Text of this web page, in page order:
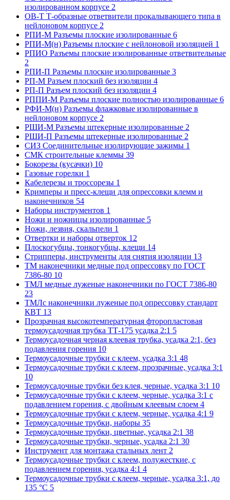
изолированном корпусе 2
ОВ-Т Т-образные ответвители прокалывающего типа в
нейлоновом корпусе 2
РПИ-М Разъемы плоские изолированные 6
РПИ-М(н) Разъемы плоские с нейлоновой изоляцией 1
РПИО Разъемы плоские изолированные ответвительные
2
РПИ-П Разъемы плоские изолированные 3
РП-М Разъем плоский без изоляции 4
РП-П Разъем плоский без изоляции 4
РППИ-М Разъемы плоские полностью изолированные 6
РФИ-М(н) Разъемы флажковые изолированные в
нейлоновом корпусе 2
РШИ-М Разъемы штекерные изолированные 2
РШИ-П Разъемы штекерные изолированные 2
СИЗ Соединительные изолирующие зажимы 1
СМК строительные клеммы 39
Бокорезы (кусачки) 10
Газовые горелки 1
Кабелерезы и троссорезы 1
Кримперы и пресс-клещи для опрессовки клемм и
наконечников 54
Наборы инструментов 1
Ножи и ножницы изолированные 5
Ножи, лезвия, скальпели 1
Отвертки и наборы отверток 12
Плоскогубцы, тонкогубцы, клещи 14
Стрипперы, инструменты для снятия изоляции 13
ТМ наконечники медные под опрессовку по ГОСТ
7386-80 10
ТМЛ медные луженые наконечники по ГОСТ 7386-80
23
ТМЛс наконечники луженые под опрессовку стандарт
КВТ 13
Прозрачная высокотемпературная фторопластовая
термоусадочная трубка ТТ-175 усадка 2:1 5
Термоусадочная черная клеевая трубка, усадка 2:1, без
подавления горения 10
Термоусадочные трубки с клеем, усадка 3:1 48
Термоусадочные трубки с клеем, прозрачные, усадка 3:1
10
Термоусадочные трубки без клея, черные, усадка 3:1 10
Термоусадочные трубки с клеем, черные, усадка 3:1 с
подавлением горения, с двойным клеевым слоем 4
Термоусадочные трубки с клеем, черные, усадка 4:1 9
Термоусадочные трубки, наборы 35
Термоусадочные трубки, цветные, усадка 2:1 38
Термоусадочные трубки, черные, усадка 2:1 30
Инструмент для монтажа стальных лент 2
Термоусадочные трубки с клеем, полужесткие, с
подавлением горения, усадка 4:1 4
Термоусадочные трубки с клеем, черные, усадка 3:1, до
135 °C 5